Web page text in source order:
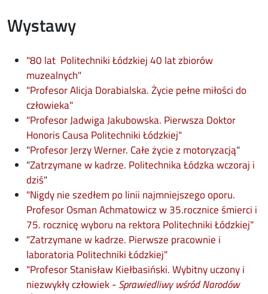
Wystawy
"80 lat Politechniki Łódzkiej 40 lat zbiorów
muzealnych"
"Profesor Alicja Dorabialska. Życie pełne miłości do
człowieka"
"Profesor Jadwiga Jakubowska. Pierwsza Doktor
Honoris Causa Politechniki Łódzkiej"opens in new
"Profesor Jerzy Werner. Całe życie z motoryzacjąopens
"
"Zatrzymane w kadrze. Politechnika Łódzka wczoraj i
dziśopens in new window
"
"Nigdy nie szedłem po linii najmniejszego oporu.
Profesor Osman Achmatowicz w 35.rocznice śmierci i
75. rocznicę wyboru na rektora Politechniki Łódzkiej"
"opens in new window
Zatrzymane w kadrze. Pierwsze pracownie i
laboratoria Politechniki Łódzkiej"opens in new window
"Profesor Stanisław Kiełbasiński. Wybitny uczony i
niezwykły człowiek -Sprawiedliwy wśród Narodów